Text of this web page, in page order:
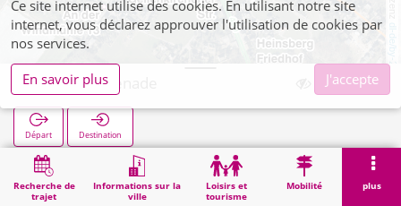
dl-de/by-2-0
Recherche de
trajet
Informations sur la
ville
Loisirs et
tourisme
Mobilité plus
Westpromenade
Départ Destination
Démarrage Westpromenade
Ce site internet utilise des cookies. En utilisant notre site
internet, vous déclarez approuver l'utilisation de cookies par
nos services.
En savoir plus
J'accepte